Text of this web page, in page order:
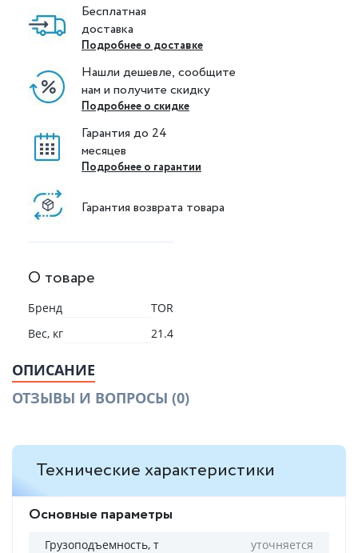
Бесплатная
доставка
Подробнее о доставке
Нашли дешевле, сообщите
нам и получите скидку
Подробнее о скидке
Гарантия до 24
месяцев
Подробнее о гарантии
Гарантия возврата товара
О товаре
Бренд
TOR
Вес, кг
21.4
ОПИСАНИЕ
ОТЗЫВЫ И ВОПРОСЫ (0)
Технические характеристики
Основные параметры
Грузоподъемность, т уточняется